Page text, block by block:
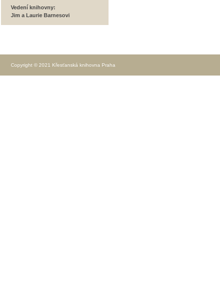
Vedení knihovny:
Jim a Laurie Barnesovi
Copyright © 2021 Křesťanská knihovna Praha